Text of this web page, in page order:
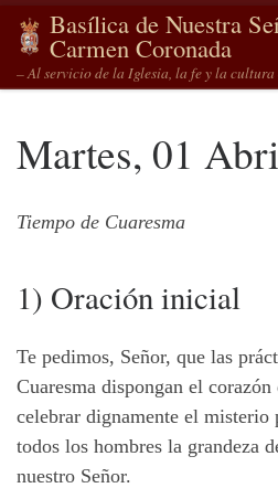
Saltar al contenido
Basílica de Nuestra
Carmen Coronada
– Al servicio de la Iglesia, la fe y la cultura
Martes, 01
Tiempo de Cuaresma
1) Oración inicial
Te pedimos, Señor, que las
Cuaresma dispongan el
celebrar dignamente el misterio
todos los hombres la grandeza
nuestro Señor.